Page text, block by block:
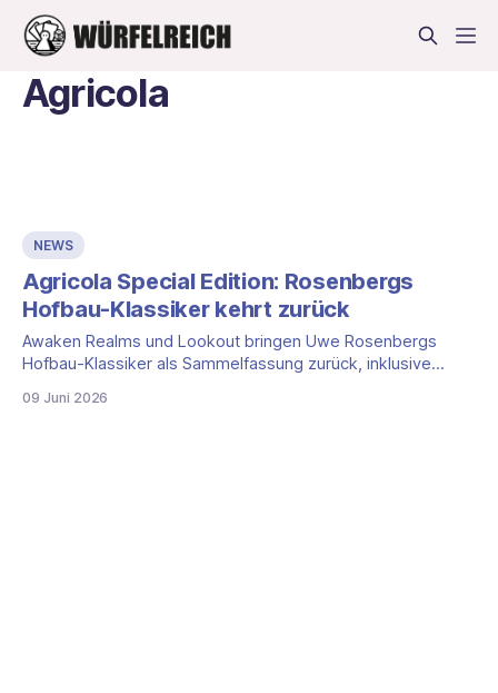
Agricola
NEWS
Agricola Special Edition: Rosenbergs
Hofbau-Klassiker kehrt zurück
Awaken Realms und Lookout bringen Uwe Rosenbergs
Hofbau-Klassiker als Sammelfassung zurück, inklusive
schließt am 10. Juni 2026.
09 Juni 2026